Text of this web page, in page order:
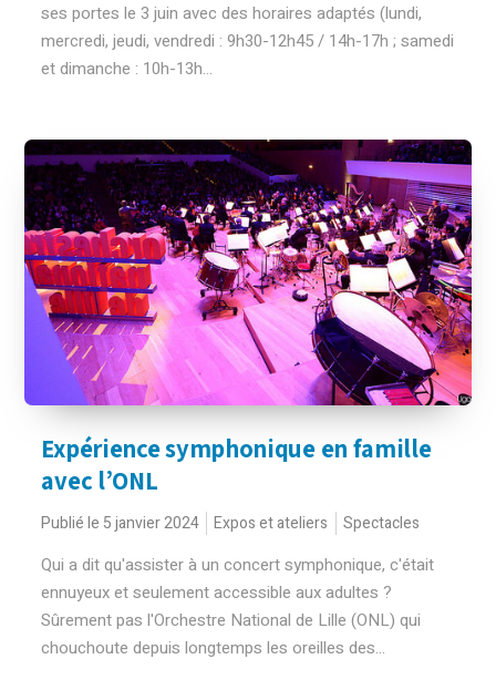
ses portes le 3 juin avec des horaires adaptés (lundi,
mercredi, jeudi, vendredi : 9h30-12h45 / 14h-17h ; samedi
et dimanche : 10h-13h...
Expérience symphonique en famille
avec l’ONL
Publié le 5 janvier 2024 Expos et ateliers Spectacles
Qui a dit qu'assister à un concert symphonique, c'était
ennuyeux et seulement accessible aux adultes ?
Sûrement pas l'Orchestre National de Lille (ONL) qui
chouchoute depuis longtemps les oreilles des...